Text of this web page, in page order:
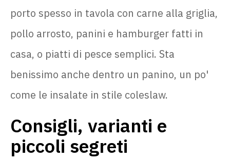
porto spesso in tavola con carne alla griglia,
pollo arrosto, panini e hamburger fatti in
casa, o piatti di pesce semplici. Sta
benissimo anche dentro un panino, un po'
come le insalate in stile coleslaw.
Consigli, varianti e
piccoli segreti